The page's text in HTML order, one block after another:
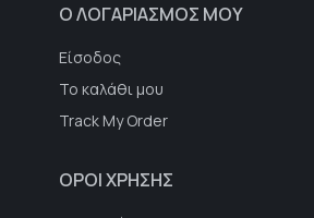
Ο ΛΟΓΑΡΙΑΣΜΟΣ ΜΟΥ
Είσοδος
Το καλάθι μου
Track My Order
ΟΡΟΙ ΧΡΗΣΗΣ